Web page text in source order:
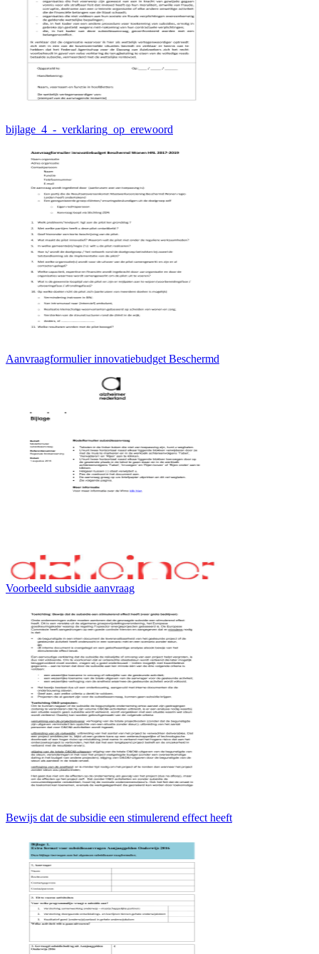
bijlage_4_-_verklaring_op_erewoord
Aanvraagformulier innovatiebudget Beschermd
Voorbeeld subsidie aanvraag
Bewijs dat de subsidie een stimulerend effect heeft